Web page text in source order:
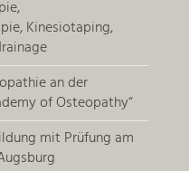
Kinesiotaping,
an der
of Osteopathy“
mit Prüfung am